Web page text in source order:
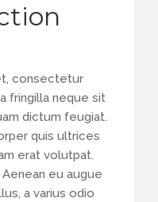
consectetur
fringilla neque sit
dictum feugiat.
quis ultrices
erat volutpat.
eu augue
a varius odio